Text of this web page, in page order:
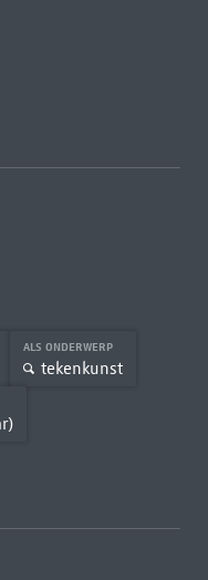
ALS ONDERWERP
tekenkunst